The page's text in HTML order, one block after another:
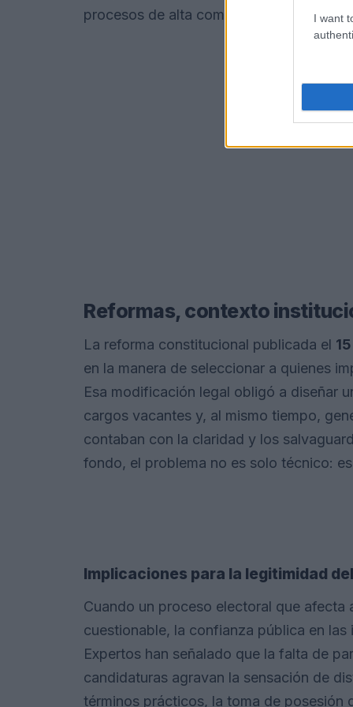
I want
procesos de alta complejidad.
Reformas, contexto
La reforma constitucional publicada el
en la manera de seleccionar a quienes
Esa modificación legal obligó a diseñar
cargos vacantes y, al mismo tiempo,
contaban con la claridad y los
fondo, el problema no es solo técnico:
Implicaciones para la legitimidad
Cuando un proceso electoral que afecta
cuestionable, la confianza pública en
Expertos han señalado que la falta de
candidaturas agravan la sensación de
términos prácticos, la toma de posesión